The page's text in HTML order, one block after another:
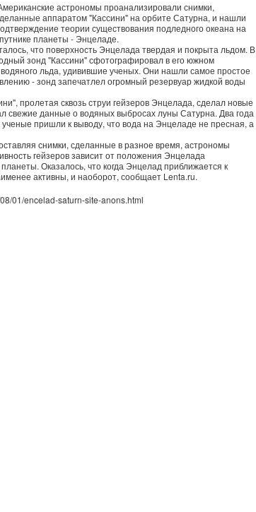
астрономы проанализировали снимки,
аппаратом "Кассини" на орбите Сатурна, и нашли
теории существования подледного океана на
планеты - Энцеладе.
что поверхность Энцелада твердая и покрыта льдом. В
зонд "Кассини" сфотографировал в его южном
льда, удивившие ученых. Они нашли самое простое
- зонд запечатлел огромный резервуар жидкой воды
пролетая сквозь струи гейзеров Энцелада, сделал новые
свежие данные о водяных выбросах луны Сатурна. Два года
пришли к выводу, что вода на Энцеладе не пресная, а
снимки, сделанные в разное время, астрономы
гейзеров зависит от положения Энцелада
Оказалось, что когда Энцелад приближается к
активны, и наоборот, сообщает Lenta.ru.
01/encelad-saturn-site-anons.html